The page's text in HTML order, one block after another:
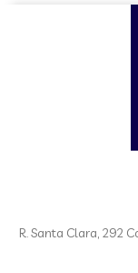
R. Santa Clara, 292